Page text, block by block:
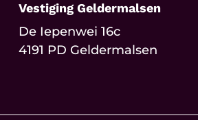
Vestiging Geldermalsen
De Iepenwei 16c
4191 PD Geldermalsen